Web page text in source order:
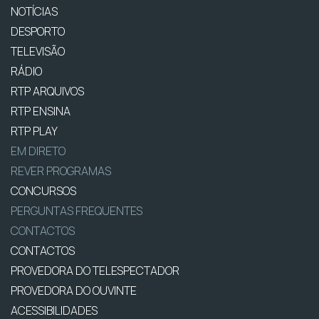
NOTÍCIAS
DESPORTO
TELEVISÃO
RÁDIO
RTP ARQUIVOS
RTP ENSINA
RTP PLAY
EM DIRETO
REVER PROGRAMAS
CONCURSOS
PERGUNTAS FREQUENTES
CONTACTOS
CONTACTOS
PROVEDORA DO TELESPECTADOR
PROVEDORA DO OUVINTE
ACESSIBILIDADES